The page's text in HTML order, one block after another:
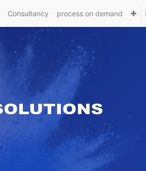
Consultancy process on demand